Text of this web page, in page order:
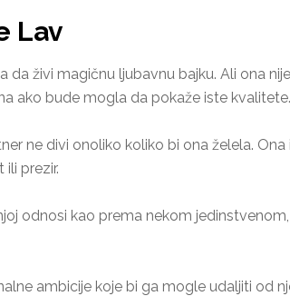
Lav
da živi magičnu ljubavnu bajku. Ali ona
ako bude mogla da pokaže iste kvalitete.
ne divi onoliko koliko bi ona želela.
prezir.
odnosi kao prema nekom
ambicije koje bi ga mogle udaljiti od